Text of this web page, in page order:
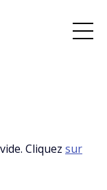
Cliquez sur